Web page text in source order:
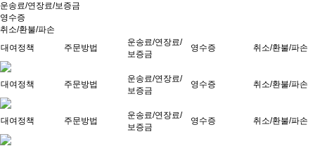
운송료/연장료/보증금
영수증
취소/환불/파손
대여정책
주문방법
운송료/연장료/
보증금
영수증 취소/환불/파손
대여정책 주문방법
운송료/연장료/
보증금
영수증 취소/환불/파손
대여정책 주문방법
운송료/연장료/
보증금
영수증 취소/환불/파손